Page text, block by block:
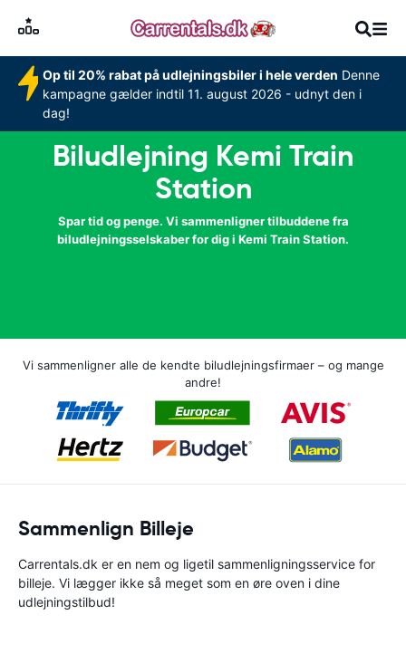
Op til 20% rabat på udlejningsbiler i hele verden Denne
kampagne gælder indtil 11. august 2026 - udnyt den i
dag!
Biludlejning Kemi Train
Station
Spar tid og penge. Vi sammenligner tilbuddene fra
biludlejningsselskaber for dig i Kemi Train Station.
Vi sammenligner alle de kendte biludlejningsfirmaer – og mange
andre!
Sammenlign Billeje
Carrentals.dk er en nem og ligetil sammenligningsservice for
billeje. Vi lægger ikke så meget som en øre oven i dine
udlejningstilbud!